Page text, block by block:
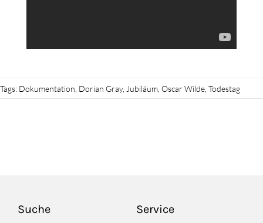
Tags: Dokumentation Dorian Gray, Jubiläum, Oscar Wilde, Todestag
Suche Service